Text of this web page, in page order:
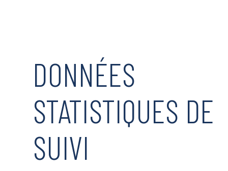
DONNÉES
STATISTIQUES DE
SUIVI